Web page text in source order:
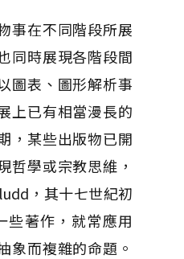
事在不同階段所展
同時展現各階段間
圖表、圖形解析事
上已有相當漫長的
，某些出版物已開
哲學或宗教思維，
，其十七世紀初
些著作，就常應用
象而複雜的命題。